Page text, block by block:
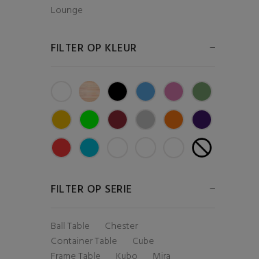
Lounge
FILTER OP KLEUR
FILTER OP SERIE
Ball Table
Chester
Container Table
Cube